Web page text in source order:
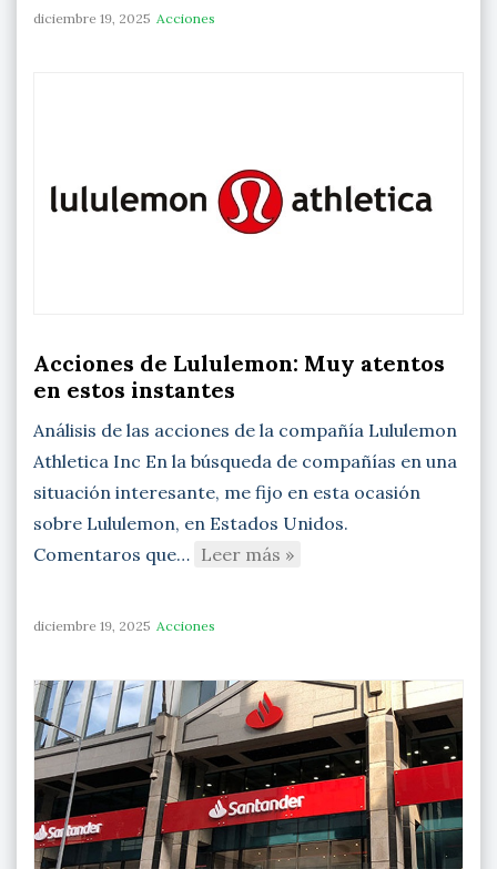
diciembre 19, 2025 Acciones
Acciones de Lululemon: Muy atentos
en estos instantes
Análisis de las acciones de la compañía Lululemon
Athletica Inc En la búsqueda de compañías en una
situación interesante, me fijo en esta ocasión
sobre Lululemon, en Estados Unidos.
Comentaros que… Leer más »
diciembre 19, 2025 Acciones